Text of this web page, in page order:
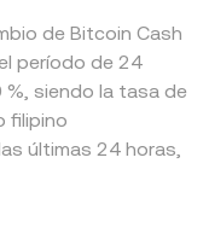
de Bitcoin Cash
período de 24
siendo la tasa de
filipino
últimas 24 horas,